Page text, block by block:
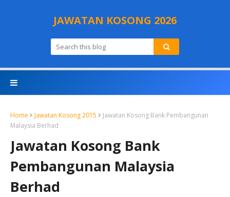
JAWATAN KOSONG 2026
Home Jawatan Kosong 2015
Jawatan Kosong Bank Pembangunan
Malaysia Berhad
Jawatan Kosong Bank
Pembangunan Malaysia
Berhad